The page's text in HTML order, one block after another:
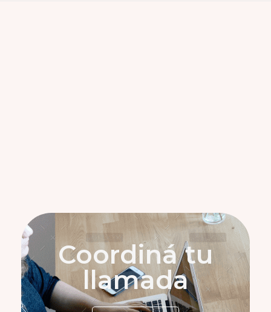
Coordiná tu
llamada